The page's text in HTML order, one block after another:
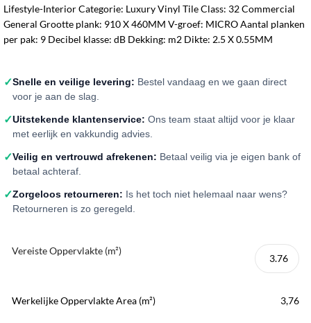
Lifestyle-Interior Categorie: Luxury Vinyl Tile Class: 32 Commercial
General Grootte plank: 910 X 460MM V-groef: MICRO Aantal planken
per pak: 9 Decibel klasse: dB Dekking: m2 Dikte: 2.5 X 0.55MM
✓Snelle en veilige levering: Bestel vandaag en we gaan direct
voor je aan de slag.
✓Uitstekende klantenservice: Ons team staat altijd voor je klaar
met eerlijk en vakkundig advies.
✓Veilig en vertrouwd afrekenen: Betaal veilig via je eigen bank of
betaal achteraf.
✓Zorgeloos retourneren: Is het toch niet helemaal naar wens?
Retourneren is zo geregeld.
Vereiste Oppervlakte (m²)
Werkelijke Oppervlakte Area (m²) 3,76